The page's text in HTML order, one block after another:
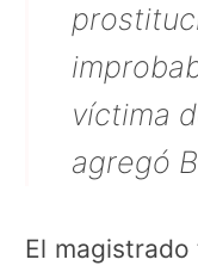
víctima
agregó
El